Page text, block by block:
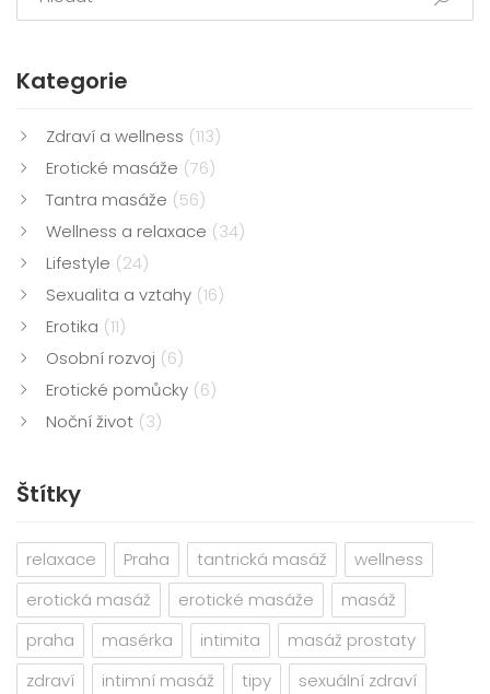
Kategorie
Zdraví a wellness (113)
Erotické masáže (76)
Tantra masáže (56)
Wellness a relaxace (34)
Lifestyle (24)
Sexualita a vztahy (16)
Erotika (11)
Osobní rozvoj (6)
Erotické pomůcky (6)
Noční život (3)
Štítky
relaxace Praha tantrická masáž
wellness
erotická masáž
erotické masáže
masáž
praha
masérka intimita
masáž prostaty
zdraví
intimní masáž tipy
sexuální zdraví